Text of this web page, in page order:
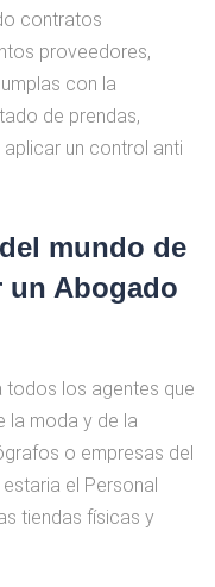
contratos
proveedores,
con la
de prendas,
un control anti
mundo de
un Abogado
todos los agentes que
la moda y de la
o empresas del
el Personal
tiendas físicas y